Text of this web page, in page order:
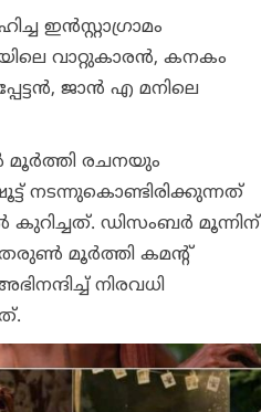
ഇന്‍സ്റ്റാഗ്രാമം
വാറ്റുകാരന്‍, കനകം
ജാന്‍ എ മനിലെ
മൂര്‍ത്തി രചനയും
നടന്നുകൊണ്ടിരിക്കുന്നത്
ഡിസംബര്‍ മൂന്നിന്
തരുണ്‍ മൂര്‍ത്തി കമന്റ്
നിരവധി